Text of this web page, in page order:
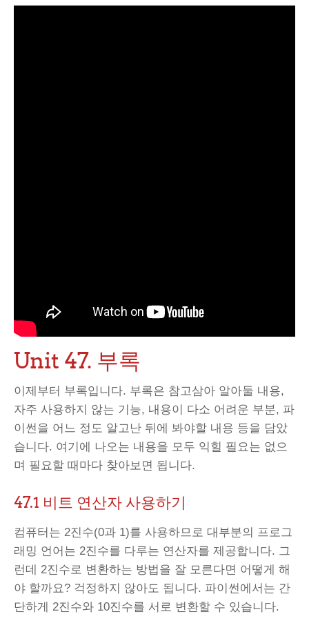
Unit 47. 부록
이제부터 부록입니다. 부록은 참고삼아 알아둘 내용,
자주 사용하지 않는 기능, 내용이 다소 어려운 부분, 파
이썬을 어느 정도 알고난 뒤에 봐야할 내용 등을 담았
습니다. 여기에 나오는 내용을 모두 익힐 필요는 없으
며 필요할 때마다 찾아보면 됩니다.
47.1 비트 연산자 사용하기
컴퓨터는 2진수(0과 1)를 사용하므로 대부분의 프로그
래밍 언어는 2진수를 다루는 연산자를 제공합니다. 그
런데 2진수로 변환하는 방법을 잘 모른다면 어떻게 해
야 할까요? 걱정하지 않아도 됩니다. 파이썬에서는 간
단하게 2진수와 10진수를 서로 변환할 수 있습니다.